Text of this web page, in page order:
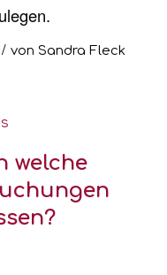
/ von Sandra Fleck
welche